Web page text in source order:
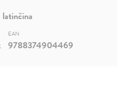
latinčina
EAN
9788374904469